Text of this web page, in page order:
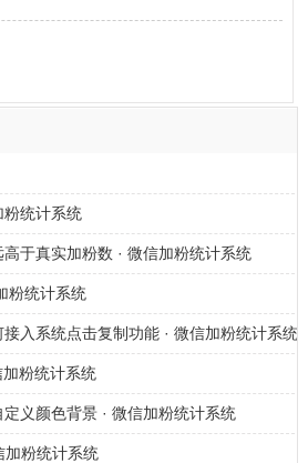
粉统计系统
于真实加粉数 · 微信加粉统计系统
粉统计系统
入系统点击复制功能 · 微信加粉统计系统
粉统计系统
义颜色背景 · 微信加粉统计系统
加粉统计系统